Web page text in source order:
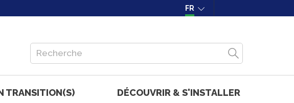
FR
TRANSITION(S) DÉCOUVRIR & S'INSTALLER